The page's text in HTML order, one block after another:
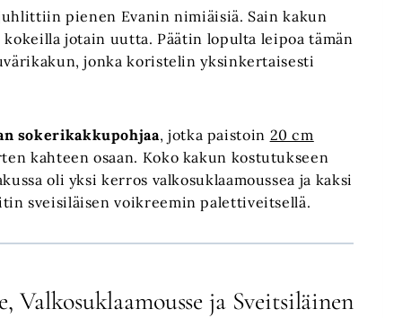
pienen Evanin nimiäisiä. Sain kakun
jotain uutta. Päätin lopulta leipoa tämän
jonka koristelin yksinkertaisesti
sokerikakkupohjaa, jotka paistoin 20 cm
kahteen osaan. Koko kakun kostutukseen
oli yksi kerros valkosuklaamoussea ja kaksi
sveisiläisen voikreemin palettiveitsellä.
ja Sveitsiläinen